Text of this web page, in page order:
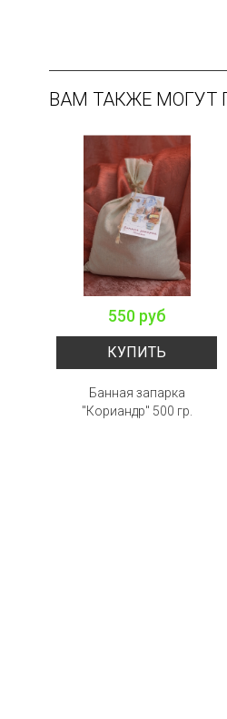
ВАМ ТАКЖЕ МОГУТ
550 руб
КУПИТЬ
Банная запарка
"Кориандр" 500 гр.